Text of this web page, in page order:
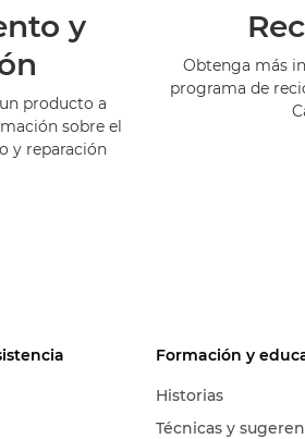
y
producto a
sobre el
y reparación
Obtenga más
programa de
Formación y
Historias
Técnicas y